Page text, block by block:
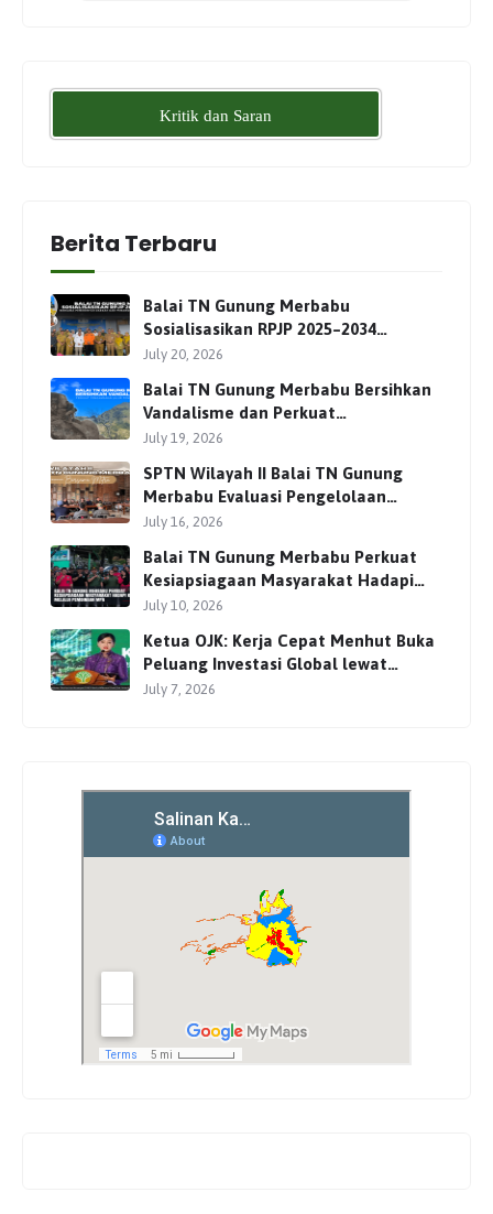
Kritik dan Saran
Berita Terbaru
Balai TN Gunung Merbabu
Sosialisasikan RPJP 2025–2034
Bersama Para Pemangku
July 20, 2026
Balai TN Gunung Merbabu Bersihkan
Vandalisme dan Perkuat
Pengamanan Jalur Pendakian
July 19, 2026
SPTN Wilayah II Balai TN Gunung
Merbabu Evaluasi Pengelolaan
Wisata Pendakian Bersama Mitra
July 16, 2026
Balai TN Gunung Merbabu Perkuat
Kesiapsiagaan Masyarakat Hadapi
Karhutla Melalui Pembinaan MPA
July 10, 2026
Ketua OJK: Kerja Cepat Menhut Buka
Peluang Investasi Global lewat
Perdagangan Karbon
July 7, 2026